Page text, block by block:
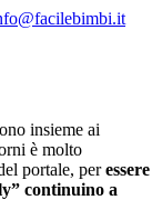
insieme ai
è molto
portale, peressere
continuino a